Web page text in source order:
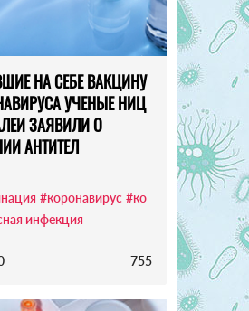
НА СЕБЕ ВАКЦИНУ
УЧЕНЫЕ НИЦ
ЗАЯВИЛИ О
АНТИТЕЛ
#коронавирус #ко
инфекция
755